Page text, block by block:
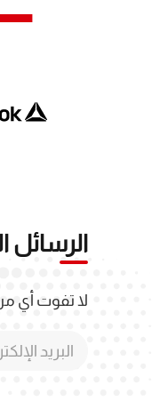
الرسائل
لا تفوت أي